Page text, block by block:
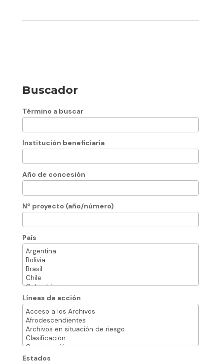
Buscador
Término a buscar
Institución beneficiaria
Año de concesión
Nº proyecto (año/número)
País
Líneas de acción
Estados